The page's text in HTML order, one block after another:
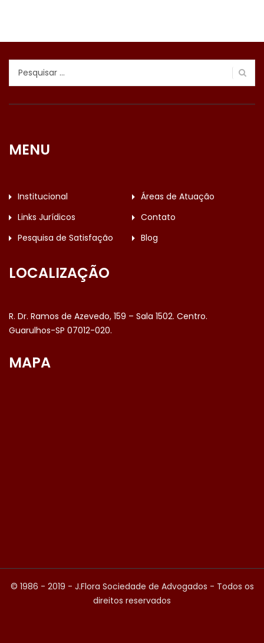
Pesquisar
MENU
Institucional
Áreas de Atuação
Links Jurídicos
Contato
Pesquisa de Satisfação
Blog
LOCALIZAÇÃO
R. Dr. Ramos de Azevedo, 159 – Sala 1502. Centro.
Guarulhos-SP 07012-020.
MAPA
© 1986 - 2019 - J.Flora Sociedade de Advogados - Todos os
direitos reservados